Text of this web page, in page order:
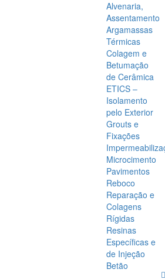
Alvenaria,
Assentamento
Argamassas
Térmicas
Colagem e
Betumação
de Cerâmica
ETICS –
Isolamento
pelo Exterior
Grouts e
Fixações
Microcimento
Pavimentos
Reboco
Reparação e
Colagens
Rígidas
Resinas
Específicas e
de Injeção
Betão